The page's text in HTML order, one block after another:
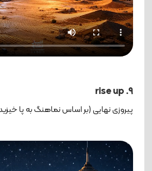
9. rise up
پیروزی نهایی (بر اساس نماهنگ به پا